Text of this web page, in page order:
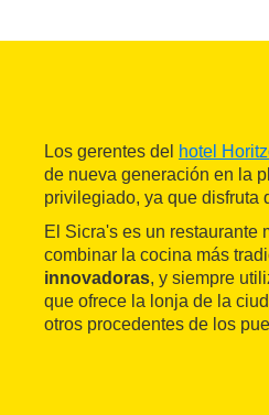
Los gerentes del hotel
de nueva generación en la
privilegiado, ya que disfruta
El Sicra's es un restaurante
combinar la cocina más
innovadoras, y siempre
que ofrece la lonja de la
otros procedentes de los